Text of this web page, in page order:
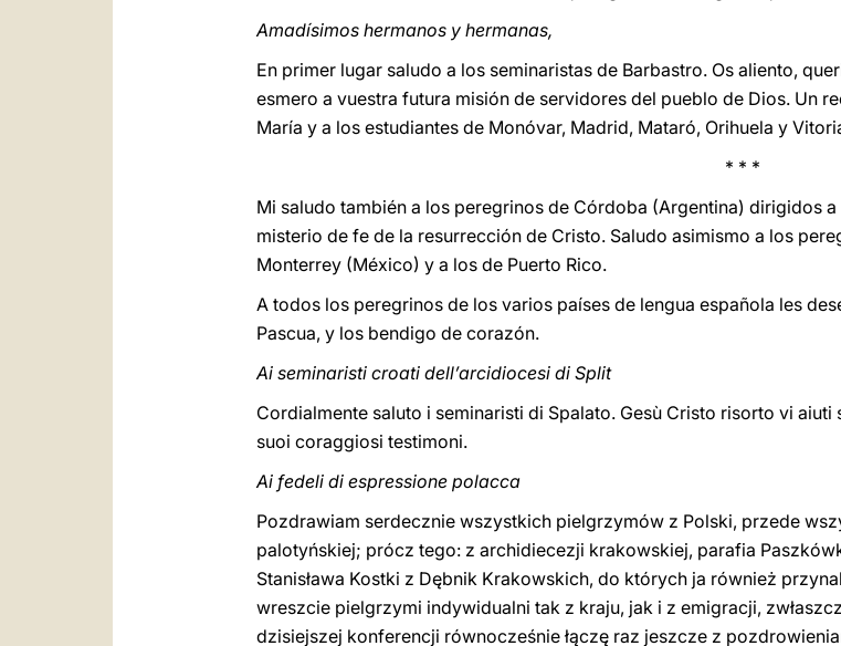
Amadísimos hermanos y hermanas,
En primer lugar saludo a los seminaristas de Barbastro. Os aliento,
esmero a vuestra futura misión de servidores del pueblo de Dios. Un
María y a los estudiantes de Monóvar, Madrid, Mataró, Orihuela y
* * *
Mi saludo también a los peregrinos de Córdoba (Argentina) dirigidos
misterio de fe de la resurrección de Cristo. Saludo asimismo a los
Monterrey (México) y a los de Puerto Rico.
A todos los peregrinos de los varios países de lengua española les
Pascua, y los bendigo de corazón.
Ai seminaristi croati dell’arcidiocesi di Split
Cordialmente saluto i seminaristi di Spalato. Gesù Cristo risorto vi
suoi coraggiosi testimoni.
Ai fedeli di espressione polacca
Pozdrawiam serdecznie wszystkich pielgrzymów z Polski, przede
palotyńskiej; prócz tego: z archidiecezji krakowskiej, parafia
Stanisława Kostki z Dębnik Krakowskich, do których ja również
wreszcie pielgrzymi indywidualni tak z kraju, jak i z emigracji,
dzisiejszej konferencji równocześnie łączę raz jeszcze z